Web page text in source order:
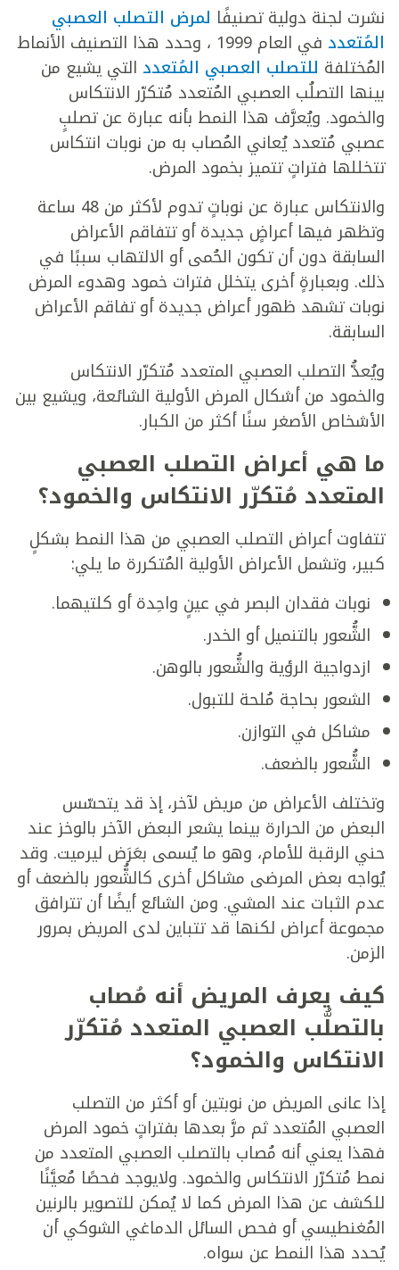
نشرت لجنة دولية تصنيفًا لمرض التصلب العصبي
المُتعدد
في العام 1999 ، وحدد هذا التصنيف الأنماط
المُختلفة للتصلب العصبي المُتعدد التي يشيع من
بينها التصلُب العصبي المُتعدد مُتكرّر الانتكاس
والخمود. ويُعرَّف هذا النمط بأنه عبارة عن تصلبٍ
عصبي مُتعدد يُعاني المُصاب به من نوبات انتكاس
تتخللها فتراتٍ تتميز بخمود المرض.
والانتكاس عبارة عن نوباتٍ تدوم لأكثر من 48 ساعة
وتظهر فيها أعراضٍ جديدة أو تتفاقم الأعراض
السابقة دون أن تكون الحُمى أو الالتهاب سببًا في
ذلك. وبعبارةٍ أخرى يتخلل فترات خمود وهدوء المرض
نوبات تشهد ظهور أعراض جديدة أو تفاقم الأعراض
السابقة.
ويُعدُّ التصلب العصبي المتعدد مُتكرّر الانتكاس
والخمود من أشكال المرض الأولية الشائعة، ويشيع بين
الأشخاص الأصغر سنًا أكثر من الكبار.
ما هي أعراض التصلب العصبي
المتعدد مُتكرّر الانتكاس والخمود؟
تتفاوت أعراض التصلب العصبي من هذا النمط بشكلٍ
كبير، وتشمل الأعراض الأولية المُتكررة ما يلي:
نوبات فقدان البصر في عينٍ واحِدة أو كلتيهما.
الشُّعور بالتنميل أو الخدر.
ازدواجية الرؤية والشُّعور بالوهن.
الشعور بحاجة مُلحة للتبول.
مشاكل في التوازن.
الشُّعور بالضعف.
وتختلف الأعراض من مريض لآخر، إذ قد يتحسّس
البعض من الحرارة بينما يشعر البعض الآخر بالوخز عند
حني الرقبة للأمام، وهو ما يُسمى بعَرَض ليرميت. وقد
يُواجه بعض المرضى مشاكل أخرى كالشُّعور بالضعف أو
عدم الثبات عند المشي. ومن الشائع أيضًا أن تترافق
مجموعة أعراض لكنها قد تتباين لدى المريض بمرور
الزمن.
كيف يعرف المريض أنه مُصاب
بالتصلُّب العصبي المتعدد مُتكرّر
الانتكاس والخمود؟
إذا عانى المريض من نوبتين أو أكثر من التصلب
العصبي المُتعدد ثم مرَّ بعدها بفتراتٍ خمود المرض
فهذا يعني أنه مُصاب بالتصلب العصبي المتعدد من
نمط مُتكرّر الانتكاس والخمود. ولايوجد فحصًا مُعيَّنًا
للكشف عن هذا المرض كما لا يُمكن للتصوير بالرنين
المُغنطيسي أو فحص السائل الدماغي الشوكي أن
يُحدد هذا النمط عن سواه.